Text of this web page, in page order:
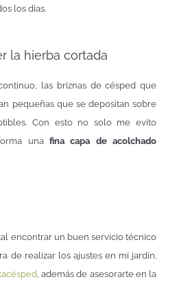
los días.
la hierba cortada
las briznas de césped que
pequeñas que se depositan sobre
Con esto no solo me evito
una fina capa de acolchado
encontrar un buen servicio técnico
de realizar los ajustes en mi jardín.
, además de asesorarte en la